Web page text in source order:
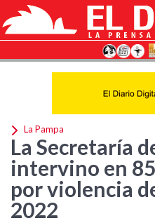
La Pampa
La Secretaría
intervino en
por violencia
2022